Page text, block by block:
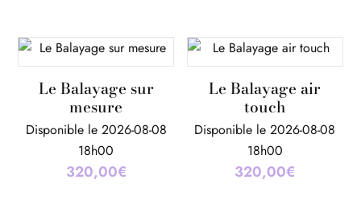
660,00€. 320,00€.
Le Balayage sur
mesure
Disponible le 2026-08-08
18h00
320,00€
Le Balayage air
touch
Disponible le 2026-08-08
18h00
320,00€